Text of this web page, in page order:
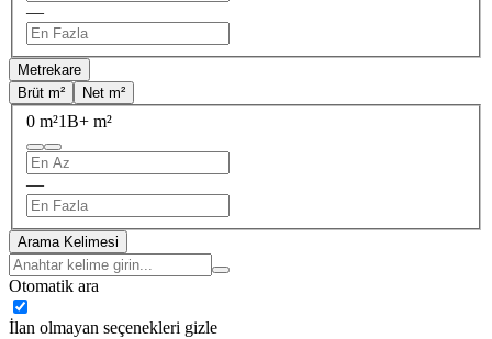
—
Metrekare
Brüt m²
Net m²
0 m²1B+ m²
—
Arama Kelimesi
Otomatik ara
İlan olmayan seçenekleri gizle